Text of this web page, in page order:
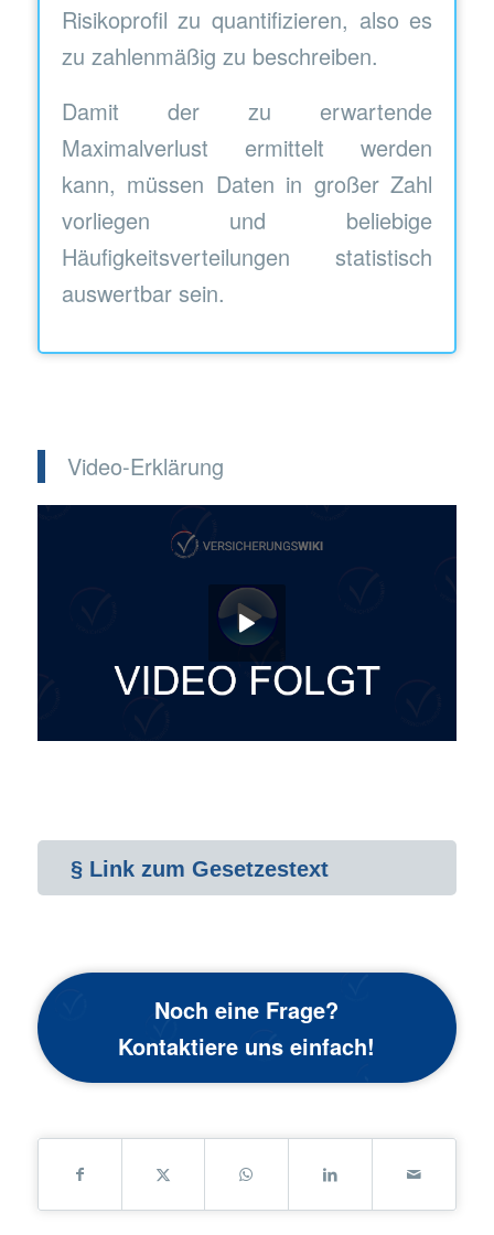
Risikoprofil zu quantifizieren, also es
zu zahlenmäßig zu beschreiben.
Damit der zu erwartende
Maximalverlust ermittelt werden
kann, müssen Daten in großer Zahl
vorliegen und beliebige
Häufigkeitsverteilungen statistisch
auswertbar sein.
Video-Erklärung
§ Link zum Gesetzestext
Noch eine Frage?
Kontaktiere uns einfach!